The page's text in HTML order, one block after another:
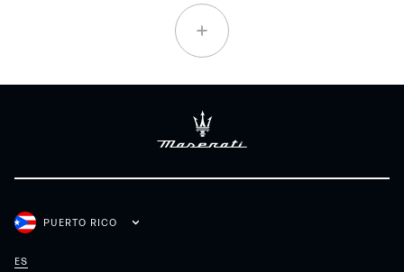
PUERTO RICO
ES